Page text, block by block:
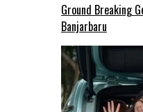
Ground Breaking
Banjarbaru